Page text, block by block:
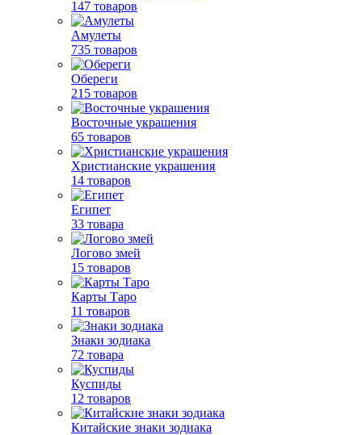
147 товаров
Амулеты
735 товаров
Обереги
215 товаров
Восточные украшения
65 товаров
Христианские украшения
14 товаров
Египет
33 товара
Логово змей
15 товаров
Карты Таро
11 товаров
Знаки зодиака
72 товара
Куспиды
12 товаров
Китайские знаки зодиака